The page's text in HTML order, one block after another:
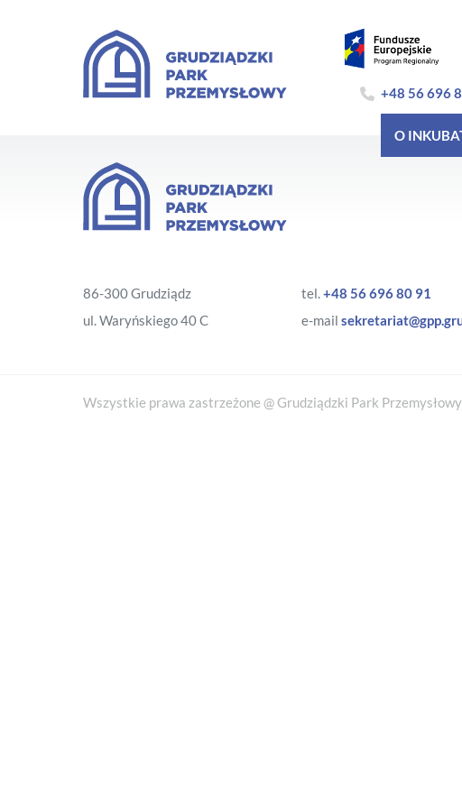
+48 56 696
O
86-300 Grudziądz
ul. Waryńskiego 40 C
tel.+48 56 696 80 91
e-mail
Wszystkie prawa zastrzeżone @ Grudziądzki Park Przemysłowy